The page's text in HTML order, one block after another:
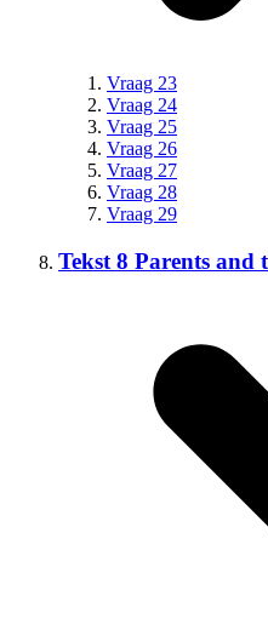
Vraag 23
Vraag 24
Vraag 25
Vraag 26
Vraag 27
Vraag 28
Vraag 29
Tekst 8 Parents and